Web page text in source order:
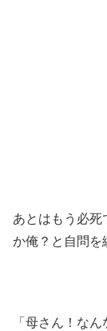
あとはもう必死
か俺？と自問を
「母さん！な